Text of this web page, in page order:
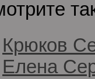
Крюков
Елена